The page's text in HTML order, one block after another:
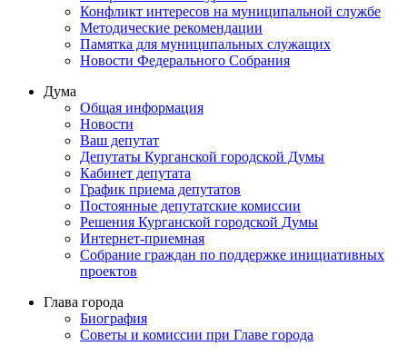
Конфликт интересов на муниципальной службе
Методические рекомендации
Памятка для муниципальных служащих
Новости Федерального Cобрания
Дума
Общая информация
Новости
Ваш депутат
Депутаты Курганской городской Думы
Кабинет депутата
График приема депутатов
Постоянные депутатские комиссии
Решения Курганской городской Думы
Интернет-приемная
Собрание граждан по поддержке инициативных
проектов
Глава города
Биография
Советы и комиссии при Главе города